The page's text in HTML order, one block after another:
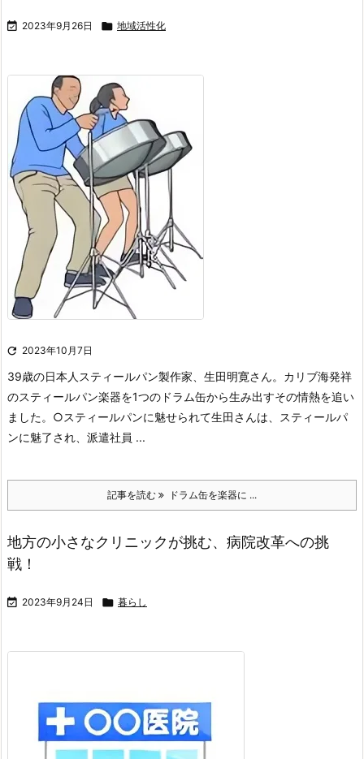
 2023年9月26日  地域活性化
 2023年10月7日
39歳の日本人スティールパン製作家、生田明寛さん。カリブ海発祥
のスティールパン楽器を1つのドラム缶から生み出すその情熱を追い
ました。 ○スティールパンに魅せられて生田さんは、スティールパ
ンに魅了され、派遣社員 ...
記事を読む ドラム缶を楽器に ...
地方の小さなクリニックが挑む、病院改革への挑
戦！
 2023年9月24日  暮らし